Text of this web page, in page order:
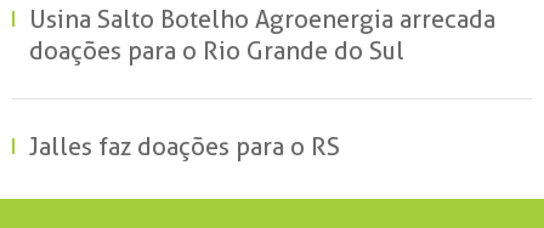
Usina Salto Botelho Agroenergia arrecada
doações para o Rio Grande do Sul
Jalles faz doações para o RS